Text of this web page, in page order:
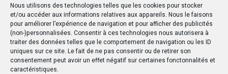
Nous utilisons des technologies telles que les cookies pour stocker
et/ou accéder aux informations relatives aux appareils. Nous le faisons
pour améliorer l’expérience de navigation et pour afficher des publicités
(non-)personnalisées. Consentir à ces technologies nous autorisera à
traiter des données telles que le comportement de navigation ou les ID
uniques sur ce site. Le fait de ne pas consentir ou de retirer son
consentement peut avoir un effet négatif sur certaines fonctonnalités et
caractéristiques.
détaille les horreurs de
la violence à Yumbi
étranger flotte au Sud-
Kivu !